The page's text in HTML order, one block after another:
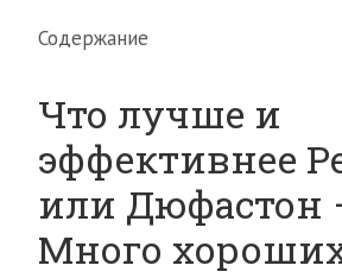
Содержание
Что лучше и
эффективнее
или Дюфастон
Много